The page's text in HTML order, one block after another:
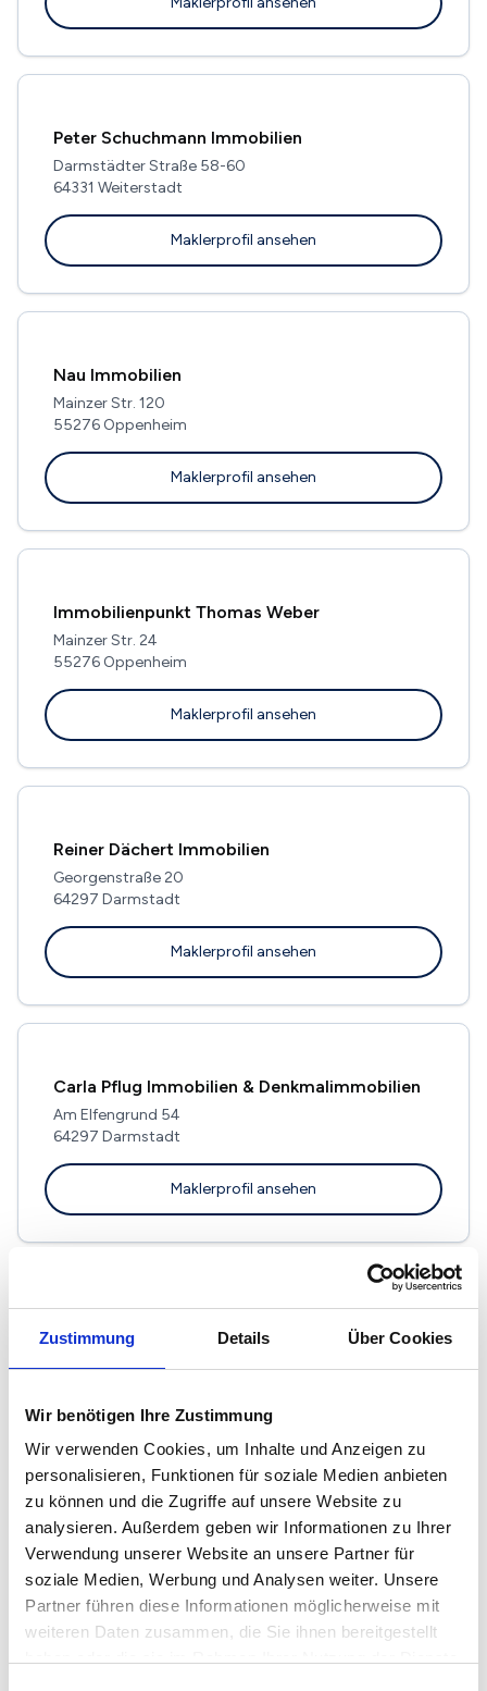
Zustimmung Details Über Cookies
Wir benötigen Ihre Zustimmung
Wir verwenden Cookies, um Inhalte und Anzeigen zu
personalisieren, Funktionen für soziale Medien anbieten
zu können und die Zugriffe auf unsere Website zu
analysieren. Außerdem geben wir Informationen zu Ihrer
Verwendung unserer Website an unsere Partner für
soziale Medien, Werbung und Analysen weiter. Unsere
Partner führen diese Informationen möglicherweise mit
weiteren Daten zusammen, die Sie ihnen bereitgestellt
Peter Schuchmann Immobilien
Darmstädter Straße 58-60
64331 Weiterstadt
Maklerprofil ansehen
Nau Immobilien
Mainzer Str. 120
55276 Oppenheim
Maklerprofil ansehen
Immobilienpunkt Thomas Weber
Mainzer Str. 24
55276 Oppenheim
Maklerprofil ansehen
Reiner Dächert Immobilien
Georgenstraße 20
64297 Darmstadt
Maklerprofil ansehen
Carla Pflug Immobilien & Denkmalimmobilien
Am Elfengrund 54
64297 Darmstadt
Maklerprofil ansehen
Adelungstraße 24
64283 Darmstadt
Maklerprofil ansehen
Dingeldey Immobilien
Rodinghweg 4
64287 Darmstadt
Maklerprofil ansehen